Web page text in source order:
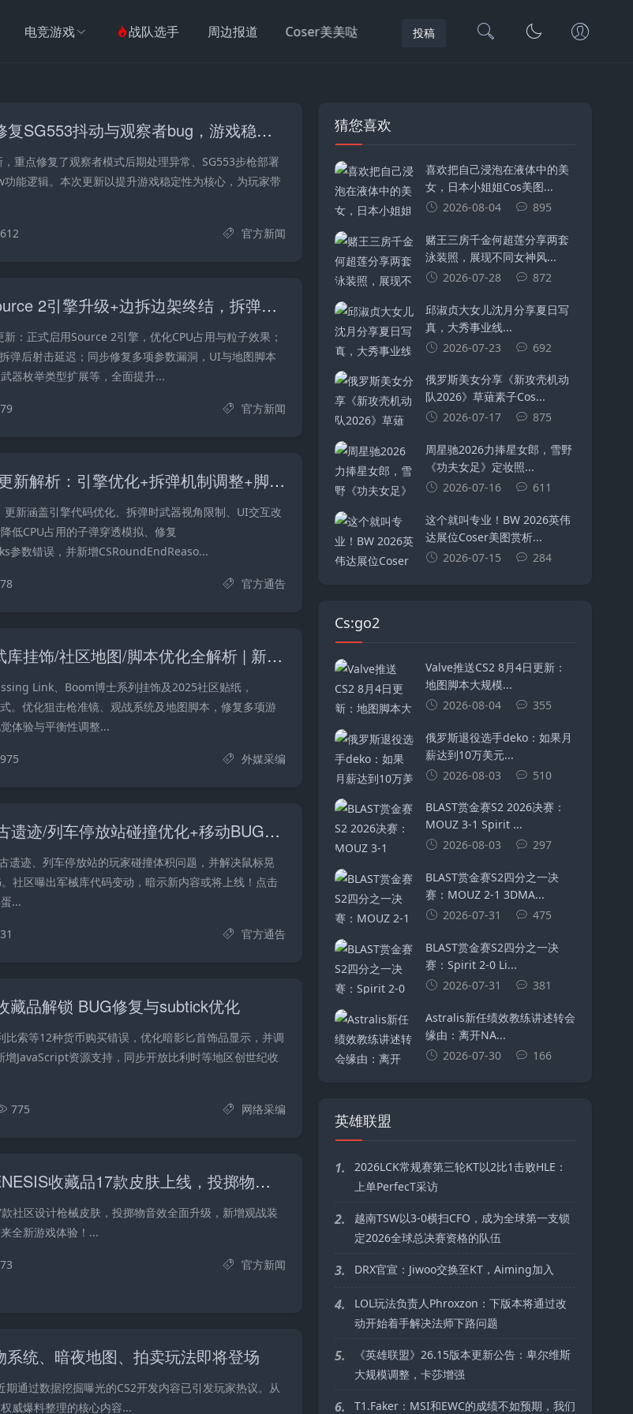
电竞游戏 战队选手 周边报道 Coser美美哒 投稿
Cs2新优化！1120更新修复SG553抖动与观察者bug，游戏稳定性全面提升
重点修复了观察者模式后期处理异常、SG553步枪部署
能逻辑。本次更新以提升游戏稳定性为核心，为玩家带
612 官方新闻
CS2重磅10.15更新！Source 2引擎升级+边拆边架终结，拆弹机制全面革新！
：正式启用Source 2引擎，优化CPU占用与粒子效果；
弹后射击延迟；同步修复多项参数漏洞，UI与地图脚本
器枚举类型扩展等，全面提升...
官方新闻
CS2测试服1.41.1.3-rc1更新解析：引擎优化+拆弹机制调整+脚本功能升级
新涵盖引擎代码优化、拆弹时武器视角限制、UI交互改
低CPU占用的子弹穿透模拟、修复
数错误，并新增CSRoundEndReaso...
官方通告
CS2两周年重磅更新：武库挂饰/社区地图/脚本优化全解析 | 新增Missing Link挂饰&地图Palacio
Link、Boom博士系列挂饰及2025社区贴纸，
。优化狙击枪准镜、观战系统及地图脚本，修复多项游
体验与平衡性调整...
975 外媒采编
CS2 9.24更新速递：远古遗迹/列车停放站碰撞优化+移动BUG修复｜军械库代码暗藏玄机？
遗迹、列车停放站的玩家碰撞体积问题，并解决鼠标晃
社区曝出军械库代码变动，暗示新内容或将上线！点击
...
官方通告
藏品解锁 BUG修复与subtick优化
比索等12种货币购买错误，优化暗影匕首饰品显示，并调
JavaScript资源支持，同步开放比利时等地区创世纪收
775 网络采编
CS2重磅更新0917！GENESIS收藏品17款皮肤上线，投掷物音效全面升级！
社区设计枪械皮肤，投掷物音效全面升级，新增观战装
全新游戏体验！...
官方新闻
统、暗夜地图、拍卖玩法即将登场
通过数据挖掘曝光的CS2开发内容已引发玩家热议。从
威爆料整理的核心内容...
猜您喜欢
喜欢把自己浸泡在液体中的美
女，日本小姐姐Cos美图...
2026-08-04
895
赌王三房千金何超莲分享两套
泳装照，展现不同女神风...
2026-07-28
872
邱淑贞大女儿沈月分享夏日写
真，大秀事业线...
2026-07-23
692
俄罗斯美女分享《新攻壳机动
队2026》草薙素子Cos...
2026-07-17
875
周星驰2026力捧星女郎，雪野
《功夫女足》定妆照...
2026-07-16
611
这个就叫专业！BW 2026英伟
达展位Coser美图赏析...
2026-07-15
284
Cs:go2
Valve推送CS2 8月4日更新：
地图脚本大规模...
2026-08-04
355
俄罗斯退役选手deko：如果月
薪达到10万美元...
2026-08-03
510
BLAST赏金赛S2 2026决赛：
MOUZ 3-1 Spirit ...
2026-08-03
297
BLAST赏金赛S2四分之一决
赛：MOUZ 2-1 3DMA...
2026-07-31
475
BLAST赏金赛S2四分之一决
赛：Spirit 2-0 Li...
2026-07-31
381
Astralis新任绩效教练讲述转会
缘由：离开NA...
2026-07-30
166
英雄联盟
1.
2026LCK常规赛第三轮KT以2比1击败HLE：
上单PerfecT采访
2.
越南TSW以3-0横扫CFO，成为全球第一支锁
定2026全球总决赛资格的队伍
3. DRX官宣：Jiwoo交换至KT，Aiming加入
4.
LOL玩法负责人Phroxzon：下版本将通过改
动开始着手解决法师下路问题
5.
《英雄联盟》26.15版本更新公告：卑尔维斯
大规模调整，卡莎增强
6. T1.Faker：MSI和EWC的成绩不如预期，我们